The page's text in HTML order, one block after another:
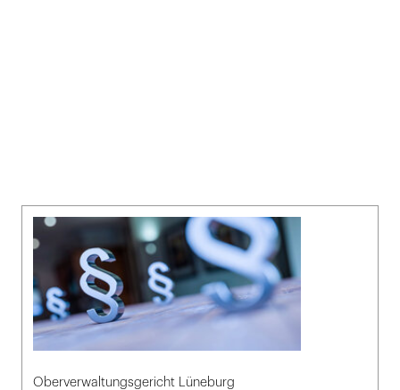
Oberverwaltungsgericht Lüneburg